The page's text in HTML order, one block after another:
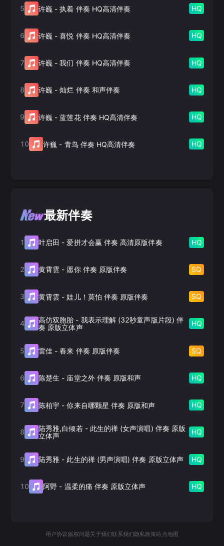
5 许巍 -执着 伴奏 HQ高清伴奏 HQ
6 许巍 -喜悦 伴奏 HQ高清伴奏 HQ
7 许巍 -我们 伴奏 HQ高清伴奏 HQ
8 许巍 -灿烂 伴奏 和声伴奏 HQ
9 许巍 -蓝莲花 伴奏 HQ高清伴奏 HQ
10 许巍 - 青鸟 伴奏 HQ高清伴奏 HQ
最新伴奏
1 叶启田 -爱拼才会赢 伴奏 高清原版伴奏 HQ
2 黄霄雲 - 愿你 伴奏 原版伴奏 SQ
3 黄霄雲 -娃儿！莫怕 伴奏 原版伴奏 SQ
4 高仿双胞胎 - 我表示理解 (32秒童声版片段) 伴
奏 原版立体声
HQ
5 雷佳 -春来 伴奏 原版伴奏 SQ
6 陈楚生 - 庙堂之外 伴奏 原版和声 HQ
7 陈柏宇 -你来自哪颗星 伴奏 原版和声 HQ
8 陆秀雅,白倾若- 此生的禅 (女声演唱) 伴奏 原版
立体声
HQ
9 陆秀雅 - 此生的禅 (男声演唱) 伴奏 原版立体声 HQ
10 阿野 - 温柔的痛 伴奏 原版立体声 HQ
用户协议 版权问题关于我们联系我们 隐私政策站点地图